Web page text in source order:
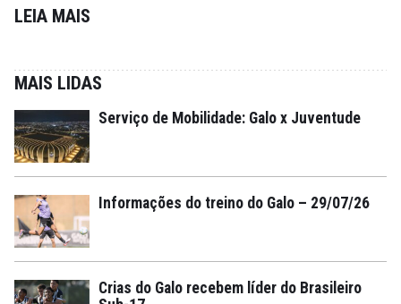
LEIA MAIS
MAIS LIDAS
Serviço de Mobilidade: Galo x Juventude
Informações do treino do Galo – 29/07/26
Crias do Galo recebem líder do Brasileiro